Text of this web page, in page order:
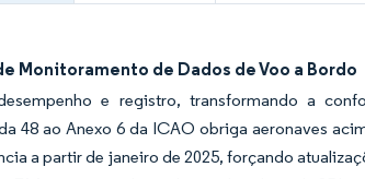
Monitoramento de Dados de Voo a Bordo
e registro, transformando a
48 ao Anexo 6 da ICAO obriga aeronaves
a partir de janeiro de 2025, forçando